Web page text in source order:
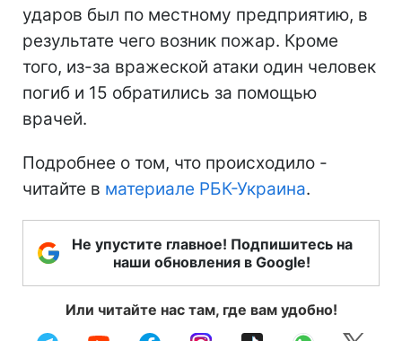
ударов был по местному предприятию, в
результате чего возник пожар. Кроме
того, из-за вражеской атаки один человек
погиб и 15 обратились за помощью
врачей.
Подробнее о том, что происходило -
читайте в материале РБК-Украина.
Не упустите главное! Подпишитесь на
наши обновления в Google!
Или читайте нас там, где вам удобно!